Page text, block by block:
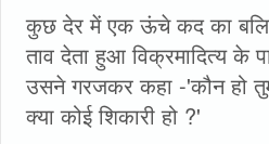
कुछ देर में एक ऊंचे कद का
ताव देता हुआ विक्रमादित्य के
उसने गरजकर कहा -'कौन हो
क्या कोई शिकारी हो ?'